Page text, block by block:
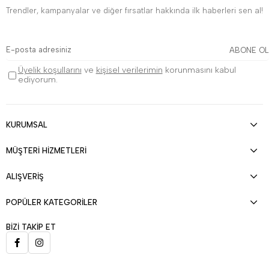
Trendler, kampanyalar ve diğer fırsatlar hakkında ilk haberleri sen al!
ABONE OL
Üyelik koşullarını ve kişisel verilerimin korunmasını kabul
ediyorum.
KURUMSAL
MÜŞTERİ HİZMETLERİ
ALIŞVERİŞ
POPÜLER KATEGORİLER
BİZİ TAKİP ET